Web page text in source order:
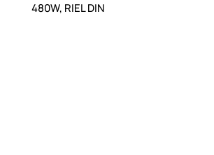
480W, RIEL DIN